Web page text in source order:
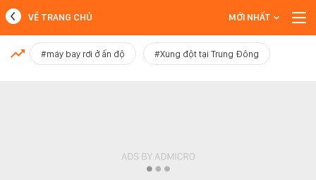
MỚI NHẤT
VỀ TRANG CHỦ MỚI NHẤT
#máy bay rơi ở ấn độ #Xung đột tại Trung Đông